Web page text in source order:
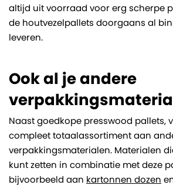
altijd uit voorraad voor erg scherpe
de houtvezelpallets doorgaans al
leveren.
Ook al je andere
Naast goedkope presswood pallets,
compleet totaalassortiment aan
verpakkingsmaterialen. Materialen
kunt zetten in combinatie met deze
bijvoorbeeld aan kartonnen dozen